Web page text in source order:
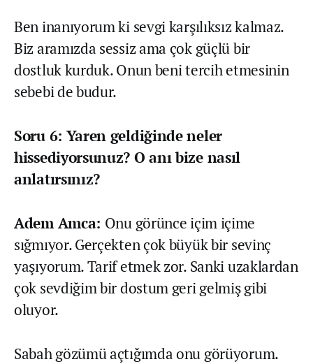
Ben inanıyorum ki sevgi karşılıksız kalmaz.
Biz aramızda sessiz ama çok güçlü bir
dostluk kurduk. Onun beni tercih etmesinin
sebebi de budur.
Soru 6: Yaren geldiğinde neler
hissediyorsunuz? O anı bize nasıl
anlatırsınız?
Adem Amca: Onu görünce içim içime
sığmıyor. Gerçekten çok büyük bir sevinç
yaşıyorum. Tarif etmek zor. Sanki uzaklardan
çok sevdiğim bir dostum geri gelmiş gibi
oluyor.
Sabah gözümü açtığımda onu görüyorum.